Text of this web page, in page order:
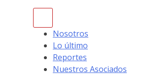
Nosotros
Lo último
Reportes
Nuestros Asociados